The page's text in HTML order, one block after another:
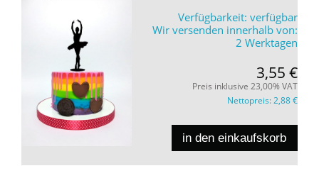
Verfügbarkeit: verfügbar
Wir versenden innerhalb von:
2 Werktagen
3,55 €
Preis inklusive 23,00% VAT
Nettopreis:2,88 €
in den einkaufskorb